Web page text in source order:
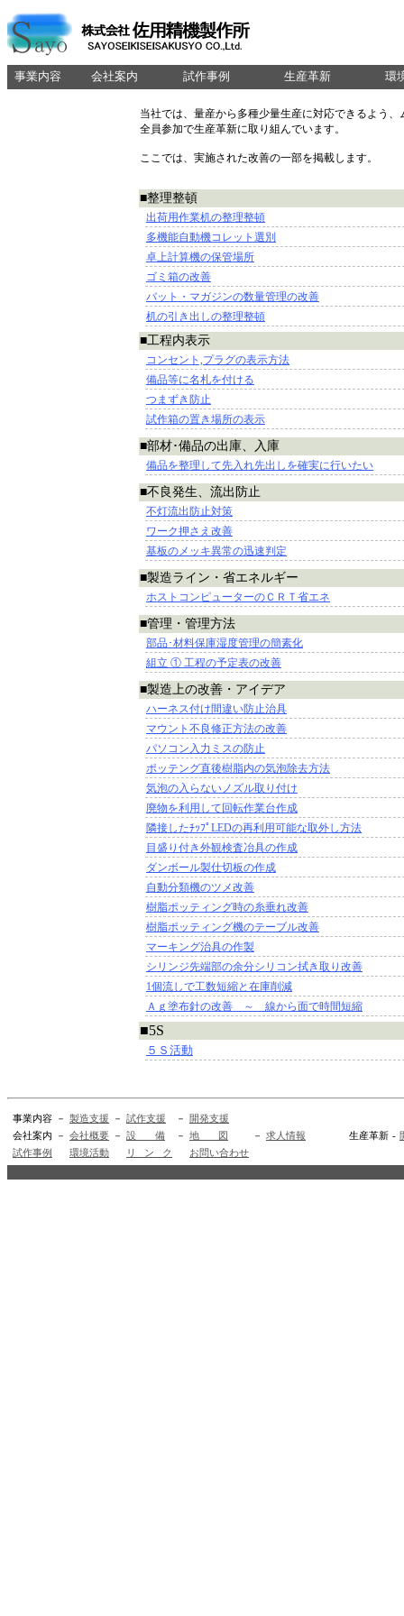
事業内容 会社案内 試作事例 生産革新 環
当社では、量産から多種少量生産に対応できるよう
全員参加で生産革新に取り組んでいます。
ここでは、実施された改善の一部を掲載します。
■整理整頓
出荷用作業机の整理整頓
多機能自動機コレット選別
卓上計算機の保管場所
ゴミ箱の改善
バット・マガジンの数量管理の改善
机の引き出しの整理整頓
■工程内表示
コンセント,プラグの表示方法
備品等に名札を付ける
つまずき防止
試作箱の置き場所の表示
■部材･備品の出庫、入庫
備品を整理して先入れ先出しを確実に行いたい
■不良発生、流出防止
不灯流出防止対策
ワーク押さえ改善
基板のメッキ異常の迅速判定
■製造ライン・省エネルギー
ホストコンピューターのＣＲＴ省エネ
■管理・管理方法
部品･材料保庫湿度管理の簡素化
組立 ① 工程の予定表の改善
■製造上の改善・アイデア
ハーネス付け間違い防止治具
マウント不良修正方法の改善
パソコン入力ミスの防止
ポッテング直後樹脂内の気泡除去方法
気泡の入らないノズル取り付け
廃物を利用して回転作業台作成
隣接したﾁｯﾌﾟLEDの再利用可能な取外し方法
目盛り付き外観検査冶具の作成
ダンボール製仕切板の作成
自動分類機のツメ改善
樹脂ポッティング時の糸垂れ改善
樹脂ポッティング機のテーブル改善
マーキング治具の作製
シリンジ先端部の余分シリコン拭き取り改善
1個流しで工数短縮と在庫削減
Ａｇ塗布針の改善 ～ 線から面で時間短縮
■5S
５Ｓ活動
事業内容 － 製造支援 － 試作支援 －
開発支援
会社案内
－ 会社概要 － 設 備 － 地 図 － 求人情報 生産革新 -
試作事例
環境活動 リ ン ク お問い合わせ